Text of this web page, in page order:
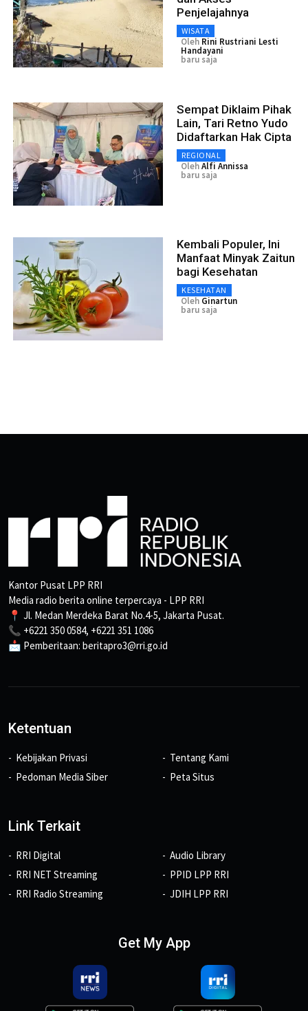
Penjelajahnya
WISATA
Oleh Rini Rustriani Lesti
Handayani
baru saja
Sempat Diklaim Pihak
Lain, Tari Retno Yudo
Didaftarkan Hak Cipta
REGIONAL
OlehAlfi Annissa
baru saja
Kembali Populer, Ini
Manfaat Minyak Zaitun
bagi Kesehatan
KESEHATAN
Oleh Ginartun
baru saja
Kantor Pusat LPP RRI
Media radio berita online terpercaya - LPP RRI
📍 Jl. Medan Merdeka Barat No.4-5, Jakarta Pusat.
📞 +6221 350 0584, +6221 351 1086
📩 Pemberitaan: beritapro3@rri.go.id
Ketentuan
Kebijakan Privasi
Pedoman Media Siber
Tentang Kami
Peta Situs
Link Terkait
RRI Digital
RRI NET Streaming
RRI Radio Streaming
Audio Library
PPID LPP RRI
JDIH LPP RRI
Get My App